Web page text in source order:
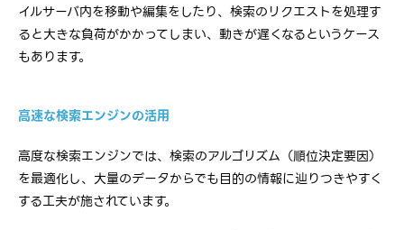
イルサーバ内を移動や編集をしたり、検索のリクエストを処理す
ると大きな負荷がかかってしまい、動きが遅くなるというケース
もあります。
高速な検索エンジンの活用
高度な検索エンジンでは、検索のアルゴリズム（順位決定要因）
を最適化し、大量のデータからでも目的の情報に辿りつきやすく
する工夫が施されています。